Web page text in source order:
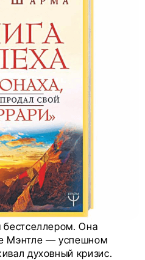
бестселлером. Она
Мэнтле — успешном
духовный кризис.